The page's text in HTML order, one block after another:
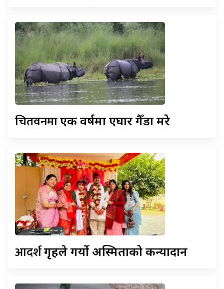
चितवनमाएक वर्षमा एघार गैँडा मरे
आदर्शगृहले गर्यो अस्मिताको कन्यादान